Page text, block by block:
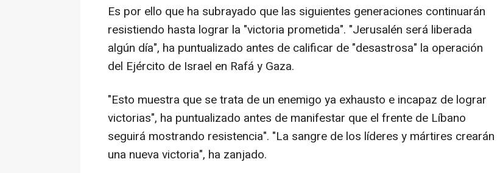
Es por ello que ha subrayado que las siguientes generaciones continuarán
resistiendo hasta lograr la "victoria prometida". "Jerusalén será liberada
algún día", ha puntualizado antes de calificar de "desastrosa" la operación
del Ejército de Israel en Rafá y Gaza.
"Esto muestra que se trata de un enemigo ya exhausto e incapaz de lograr
victorias", ha puntualizado antes de manifestar que el frente de Líbano
seguirá mostrando resistencia". "La sangre de los líderes y mártires crearán
una nueva victoria", ha zanjado.